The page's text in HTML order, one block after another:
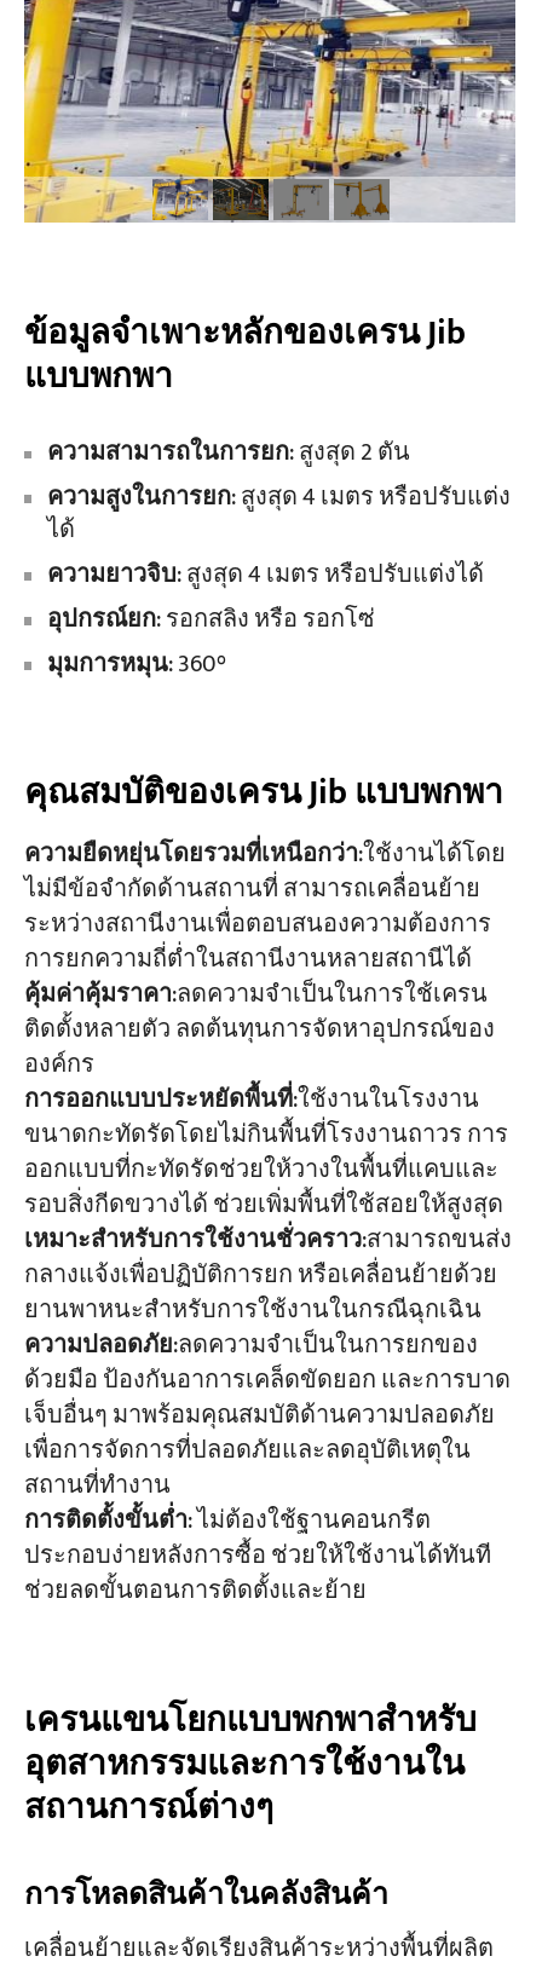
ข้อมูลจำเพาะหลักของเครน Jib
แบบพกพา
ความสามารถในการยก: สูงสุด 2 ตัน
ความสูงในการยก: สูงสุด 4 เมตร หรือปรับแต่ง
ได้
ความยาวจิบ: สูงสุด 4 เมตร หรือปรับแต่งได้
อุปกรณ์ยก: รอกสลิง หรือ รอกโซ่
มุมการหมุน: 360°
คุณสมบัติของเครน Jib แบบพกพา
ความยืดหยุ่นโดยรวมที่เหนือกว่า:ใช้งานได้โดย
ไม่มีข้อจำกัดด้านสถานที่ สามารถเคลื่อนย้าย
ระหว่างสถานีงานเพื่อตอบสนองความต้องการ
การยกความถี่ต่ำในสถานีงานหลายสถานีได้
คุ้มค่าคุ้มราคา:ลดความจำเป็นในการใช้เครน
ติดตั้งหลายตัว ลดต้นทุนการจัดหาอุปกรณ์ของ
องค์กร
การออกแบบประหยัดพื้นที่:ใช้งานในโรงงาน
ขนาดกะทัดรัดโดยไม่กินพื้นที่โรงงานถาวร การ
ออกแบบที่กะทัดรัดช่วยให้วางในพื้นที่แคบและ
รอบสิ่งกีดขวางได้ ช่วยเพิ่มพื้นที่ใช้สอยให้สูงสุด
เหมาะสำหรับการใช้งานชั่วคราว:สามารถขนส่ง
กลางแจ้งเพื่อปฏิบัติการยก หรือเคลื่อนย้ายด้วย
ยานพาหนะสำหรับการใช้งานในกรณีฉุกเฉิน
ความปลอดภัย:ลดความจำเป็นในการยกของ
ด้วยมือ ป้องกันอาการเคล็ดขัดยอก และการบาด
เจ็บอื่นๆ มาพร้อมคุณสมบัติด้านความปลอดภัย
เพื่อการจัดการที่ปลอดภัยและลดอุบัติเหตุใน
สถานที่ทำงาน
การติดตั้งขั้นต่ำ: ไม่ต้องใช้ฐานคอนกรีต
ประกอบง่ายหลังการซื้อ ช่วยให้ใช้งานได้ทันที
ช่วยลดขั้นตอนการติดตั้งและย้าย
เครนแขนโยกแบบพกพาสำหรับ
อุตสาหกรรมและการใช้งานใน
สถานการณ์ต่างๆ
การโหลดสินค้าในคลังสินค้า
เคลื่อนย้ายและจัดเรียงสินค้าระหว่างพื้นที่ผลิต